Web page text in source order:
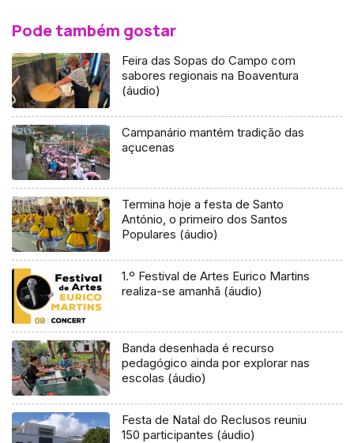
Pode também gostar
Feira das Sopas do Campo com
sabores regionais na Boaventura
(áudio)
Campanário mantém tradição das
açucenas
Termina hoje a festa de Santo
António, o primeiro dos Santos
Populares (áudio)
1.º Festival de Artes Eurico Martins
realiza-se amanhã (áudio)
Banda desenhada é recurso
pedagógico ainda por explorar nas
escolas (áudio)
Festa de Natal do Reclusos reuniu
150 participantes (áudio)